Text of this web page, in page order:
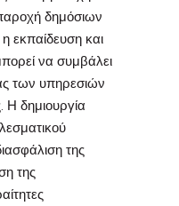
δημόσιων
εκπαίδευση και
να συμβάλει
των υπηρεσιών
Η δημιουργία
της
της